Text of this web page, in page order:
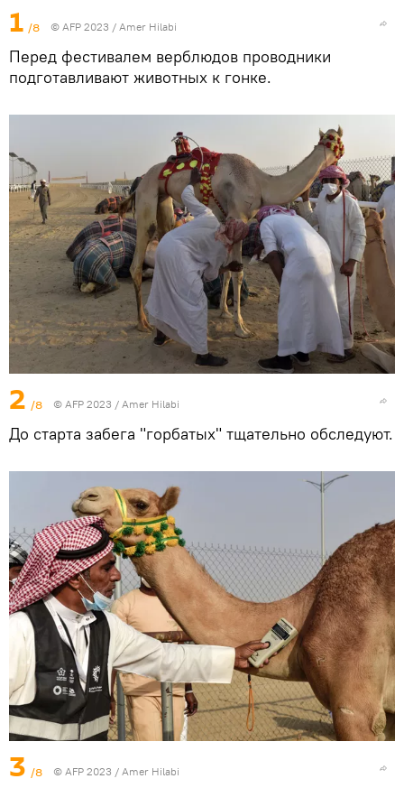
1 /8 © AFP 2023 / Amer Hilabi
Перед фестивалем верблюдов проводники
подготавливают животных к гонке.
2 /8 © AFP 2023 / Amer Hilabi
До старта забега "горбатых" тщательно обследуют.
3 /8 © AFP 2023 / Amer Hilabi